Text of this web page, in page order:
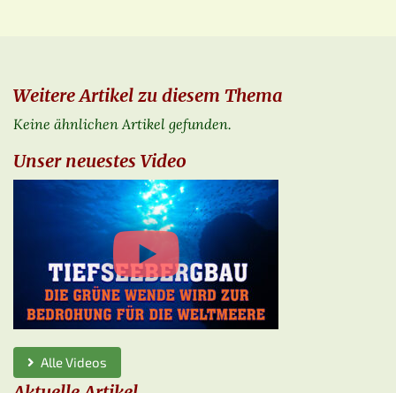
Weitere Artikel zu diesem Thema
Keine ähnlichen Artikel gefunden.
Unser neuestes Video
Alle Videos